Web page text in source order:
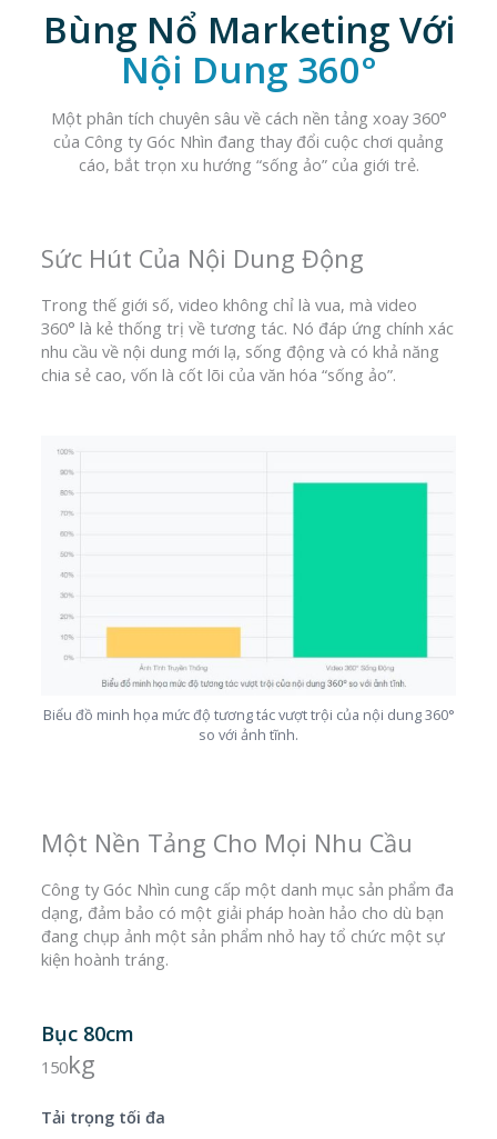
Bùng Nổ Marketing Với
Nội Dung 360°
Một phân tích chuyên sâu về cách nền tảng xoay 360°
của Công ty Góc Nhìn đang thay đổi cuộc chơi quảng
cáo, bắt trọn xu hướng “sống ảo” của giới trẻ.
Sức Hút Của Nội Dung Động
Trong thế giới số, video không chỉ là vua, mà video
360° là kẻ thống trị về tương tác. Nó đáp ứng chính xác
nhu cầu về nội dung mới lạ, sống động và có khả năng
chia sẻ cao, vốn là cốt lõi của văn hóa “sống ảo”.
Biểu đồ minh họa mức độ tương tác vượt trội của nội dung 360°
so với ảnh tĩnh.
Một Nền Tảng Cho Mọi Nhu Cầu
Công ty Góc Nhìn cung cấp một danh mục sản phẩm đa
dạng, đảm bảo có một giải pháp hoàn hảo cho dù bạn
đang chụp ảnh một sản phẩm nhỏ hay tổ chức một sự
kiện hoành tráng.
Bục 80cm
150kg
Tải trọng tối đa